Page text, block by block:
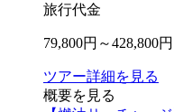
旅行代金
79,800円～428,800円
ツアー詳細を見る
概要を見る